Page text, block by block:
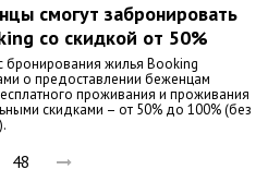
смогут забронировать
со скидкой от 50%
жилья Booking
о предоставлении беженцам
проживания и проживания
скидками – от 50% до 100% (без
48